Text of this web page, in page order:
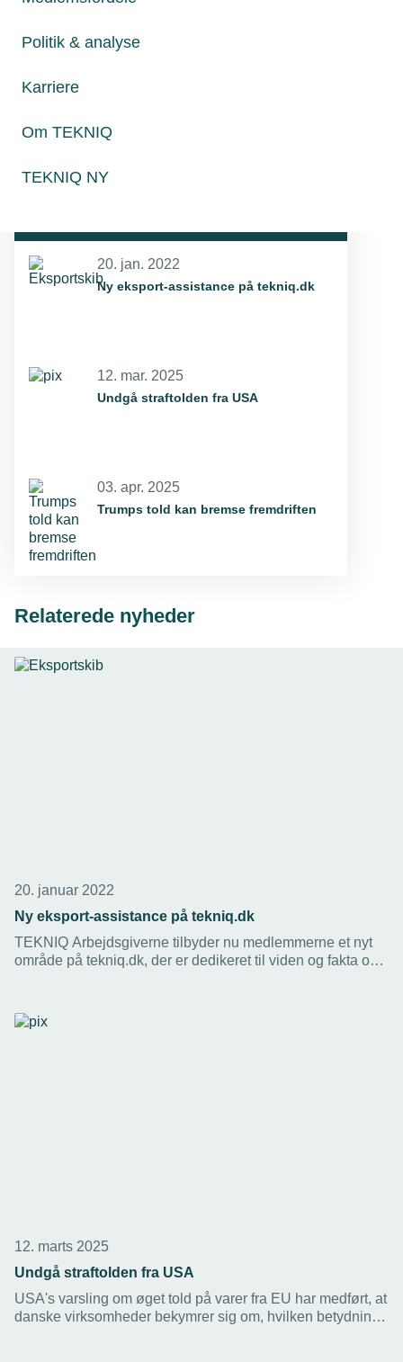
Politik & analyse
Karriere
Om TEKNIQ
TEKNIQ NY
Læs mere om samme emne:
Eksport
20. jan. 2022
Ny eksport-assistance på tekniq.dk
12. mar. 2025
Undgå straftolden fra USA
03. apr. 2025
Trumps told kan bremse fremdriften
Relaterede nyheder
20. januar 2022
Ny eksport-assistance på tekniq.dk
TEKNIQ Arbejdsgiverne tilbyder nu medlemmerne et nyt
område på tekniq.dk, der er dedikeret til viden og fakta om
12. marts 2025
Undgå straftolden fra USA
USA's varsling om øget told på varer fra EU har medført, at
danske virksomheder bekymrer sig om, hvilken betydning